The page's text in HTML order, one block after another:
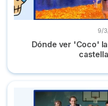
9/
Dónde ver 'Coco'
Dónde ver 'Campeones' la